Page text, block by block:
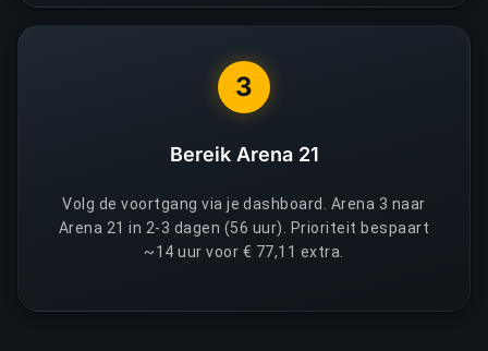
3
Bereik Arena 21
Volg de voortgang via je dashboard. Arena 3 naar
Arena 21 in 2-3 dagen (56 uur). Prioriteit bespaart
~14 uur voor € 77,11 extra.